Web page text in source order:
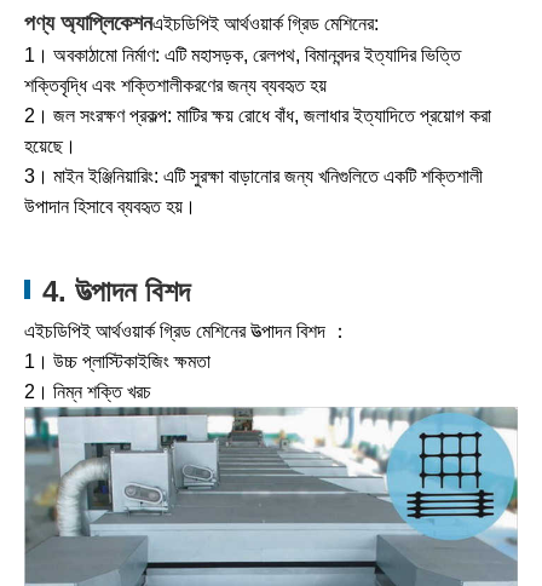
পণ্য অ্যাপ্লিকেশনএইচডিপিই আর্থওয়ার্ক গ্রিড মেশিনের:
1। অবকাঠামো নির্মাণ: এটি মহাসড়ক, রেলপথ, বিমানবন্দর ইত্যাদির ভিত্তি
শক্তিবৃদ্ধি এবং শক্তিশালীকরণের জন্য ব্যবহৃত হয়
2। জল সংরক্ষণ প্রকল্প: মাটির ক্ষয় রোধে বাঁধ, জলাধার ইত্যাদিতে প্রয়োগ করা
হয়েছে।
3। মাইন ইঞ্জিনিয়ারিং: এটি সুরক্ষা বাড়ানোর জন্য খনিগুলিতে একটি শক্তিশালী
উপাদান হিসাবে ব্যবহৃত হয়।
4. উত্পাদন বিশদ
এইচডিপিই আর্থওয়ার্ক গ্রিড মেশিনের উত্পাদন বিশদ ：
1। উচ্চ প্লাস্টিকাইজিং ক্ষমতা
2। নিম্ন শক্তি খরচ